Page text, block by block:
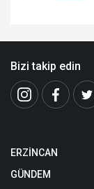
Bizi takip edin
ERZİNCAN
GÜNDEM